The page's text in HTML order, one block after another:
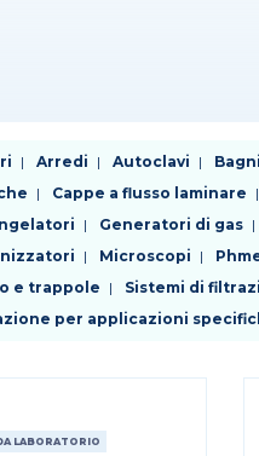
Arredi Autoclavi
Cappe a flusso laminare
Generatori di gas
Microscopi
e trappole
Sistemi di
per applicazioni
LABORATORIO